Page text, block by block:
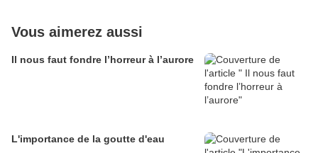
Vous aimerez aussi
Il nous faut fondre l’horreur à l’aurore
L'importance de la goutte d'eau